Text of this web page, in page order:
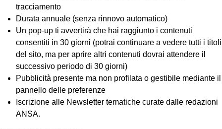
tracciamento
Durata annuale (senza rinnovo automatico)
Un pop-up ti avvertirà che hai raggiunto i contenuti
consentiti in 30 giorni (potrai continuare a vedere tutti i titoli
del sito, ma per aprire altri contenuti dovrai attendere il
successivo periodo di 30 giorni)
Pubblicità presente ma non profilata o gestibile mediante il
pannello delle preferenze
Iscrizione alle Newsletter tematiche curate dalle redazioni
ANSA.